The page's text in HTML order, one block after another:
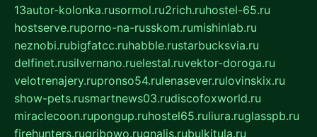
13autor-kolonka.rusormol.ru2rich.ruhostel-65.ru
hostserve.ruporno-na-russkom.rumishinlab.ru
neznobi.rubigfatcc.ruhabble.rustarbucksvia.ru
delfinet.rusilvernano.ruelestal.ruvektor-doroga.ru
velotrenajery.rupronso54.rulenasever.rulovinskix.ru
show-pets.rusmartnews03.rudiscofoxworld.ru
miraclecoon.rupongup.ruhostel65.ruliura.ruglasspb.ru
firehunters.rugribowo.rugnalis.rubulkitula.ru